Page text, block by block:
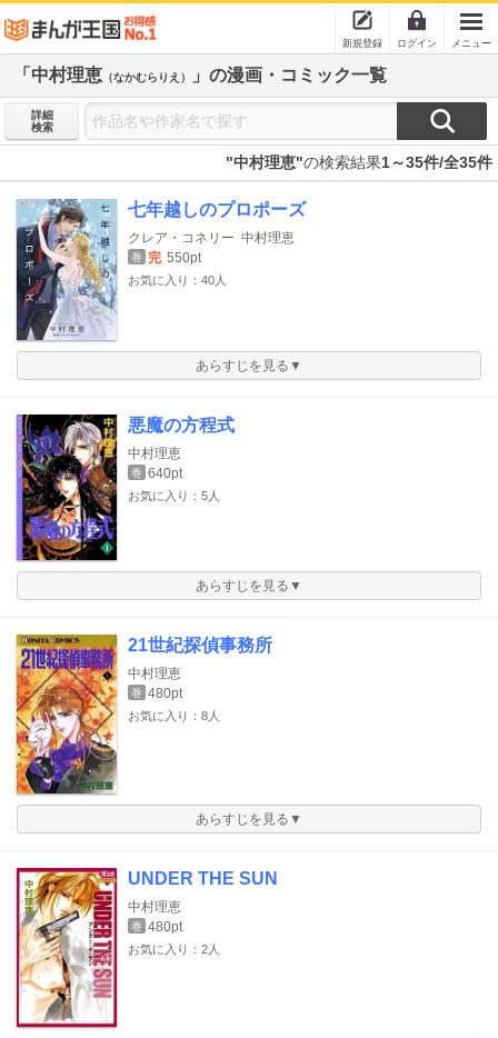
新規登録 ログイン メニュー
「中村理恵 （なかむらりえ） 」の漫画・コミック一覧
詳細
検索
"中村理恵"の検索結果1～35件/全35件
七年越しのプロポーズ
クレア・コネリー 中村理恵
巻 完 550pt
お気に入り：40人
あらすじを見る▼
悪魔の方程式
中村理恵
巻 640pt
お気に入り：5人
あらすじを見る▼
21世紀探偵事務所
中村理恵
巻 480pt
お気に入り：8人
あらすじを見る▼
UNDER THE SUN
中村理恵
巻 480pt
お気に入り：2人